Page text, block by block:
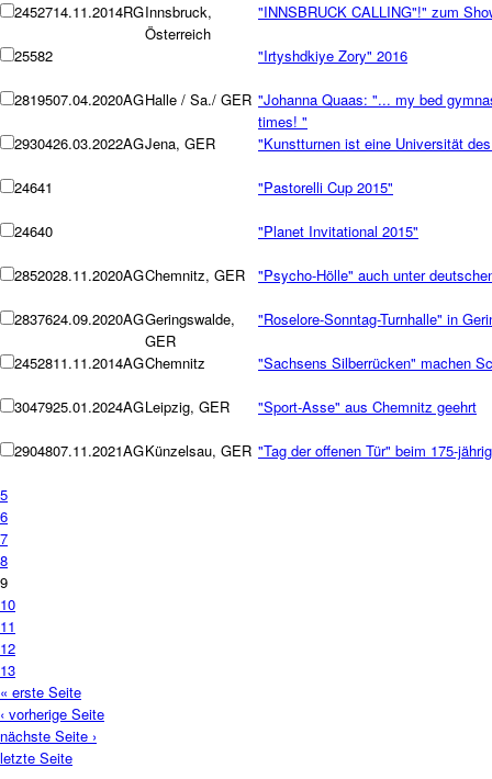
2452714.11.2014RGInnsbruck,
Österreich
"INNSBRUCK CALLING"!" zum
25582 "Irtyshdkiye Zory" 2016
2819507.04.2020AGHalle / Sa./ GER "Johanna Quaas: "... my bed
times! "
2930426.03.2022AGJena, GER "Kunstturnen ist eine Universität
24641 "Pastorelli Cup 2015"
24640 "Planet Invitational 2015"
2852028.11.2020AGChemnitz, GER "Psycho-Hölle" auch unter
2837624.09.2020AGGeringswalde,
GER
"Roselore-Sonntag-Turnhalle" in
2452811.11.2014AGChemnitz "Sachsens Silberrücken" machen
3047925.01.2024AGLeipzig, GER "Sport-Asse" aus Chemnitz geehrt
2904807.11.2021AGKünzelsau, GER "Tag der offenen Tür" beim 175-
5
6
7
8
9
10
11
12
13
« erste Seite
‹ vorherige Seite
nächste Seite ›
letzte Seite